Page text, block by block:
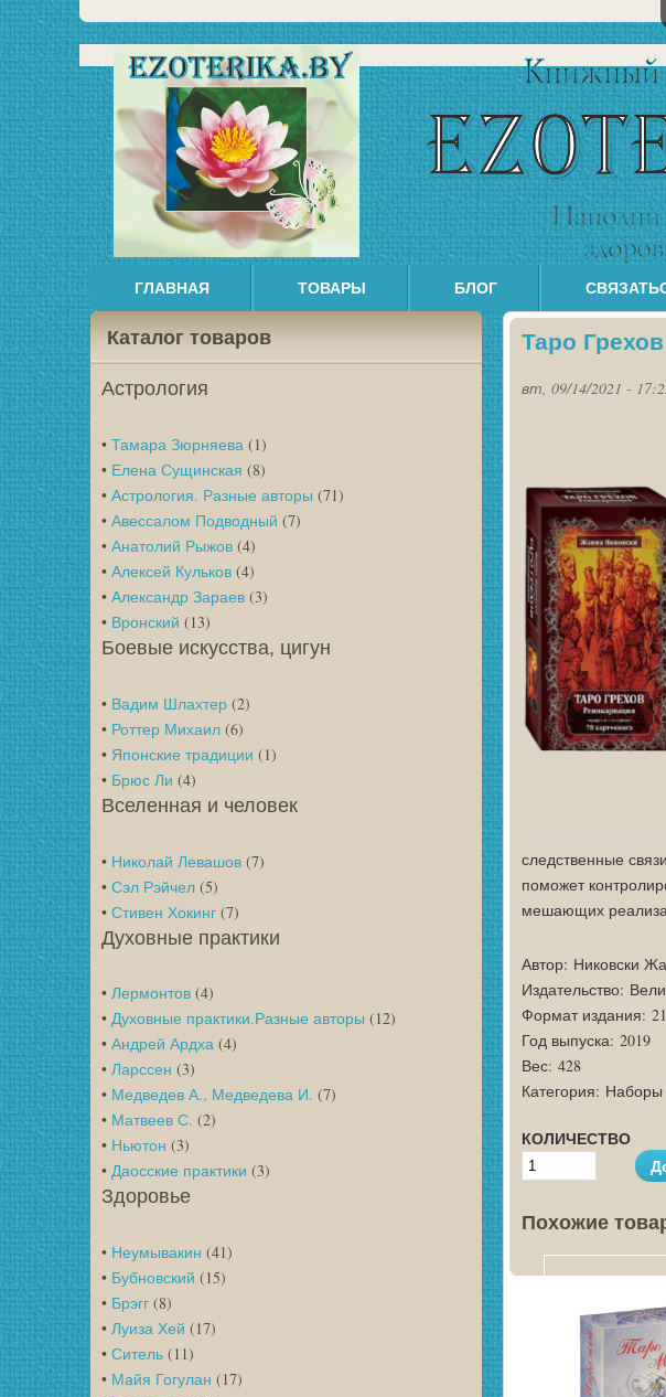
ГЛАВНАЯ ТОВАРЫ БЛОГ
Каталог товаров
Астрология
• Тамара Зюрняева (1)
• Елена Сущинская (8)
• Астрология. Разные авторы (71)
• Авессалом Подводный (7)
• Анатолий Рыжов (4)
• Алексей Кульков (4)
• Александр Зараев (3)
• Вронский (13)
Боевые искусства, цигун
• Вадим Шлахтер (2)
• Роттер Михаил (6)
• Японские традиции (1)
• Брюс Ли (4)
Вселенная и человек
• Николай Левашов (7)
• Сэл Рэйчел (5)
• Стивен Хокинг (7)
Духовные практики
• Лермонтов (4)
• Духовные практики.Разные авторы (12)
• Андрей Ардха (4)
• Ларссен (3)
• Медведев А., Медведева И. (7)
• Матвеев С. (2)
• Ньютон (3)
• Даосские практики (3)
Здоровье
• Неумывакин (41)
• Бубновский (15)
• Брэгг (8)
• Луиза Хей (17)
• Ситель (11)
• Майя Гогулан (17)
Таро Грехов
вт, 09/14/2021 -
следственные
поможет
мешающих
Автор: Никовски
Издательство:
Формат издания:
Год выпуска: 2019
Вес: 428
Категория: Наборы
КОЛИЧЕСТВО
Похожие